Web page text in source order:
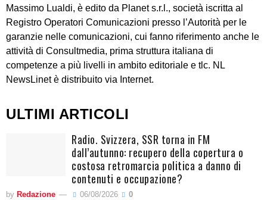
Massimo Lualdi, è edito da Planet s.r.l., società iscritta al
Registro Operatori Comunicazioni presso l’Autorità per le
garanzie nelle comunicazioni, cui fanno riferimento anche le
attività di Consultmedia, prima struttura italiana di
competenze a più livelli in ambito editoriale e tlc. NL
NewsLinet è distribuito via Internet.
ULTIMI ARTICOLI
Radio. Svizzera, SSR torna in FM
dall’autunno: recupero della copertura o
costosa retromarcia politica a danno di
contenuti e occupazione?
by Redazione 06/08/2026 0